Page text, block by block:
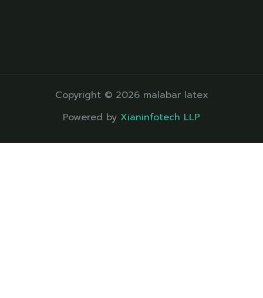
Copyright © 2026 malabar latex
Powered by Xianinfotech LLP